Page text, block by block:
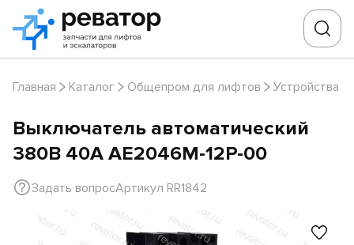
Главная Каталог Общепром для лифтов Устройства
Выключатель автоматический
380В 40А АЕ2046М-12Р-00
Задать вопросАртикул RR1842